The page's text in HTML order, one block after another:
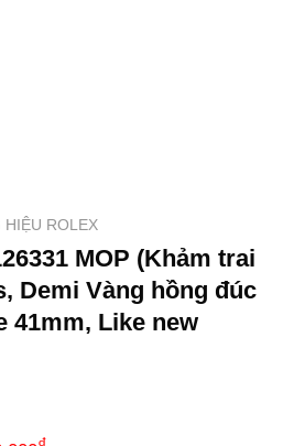
ROLEX
MOP (Khảm trai
Demi Vàng hồng đúc
41mm, Like new